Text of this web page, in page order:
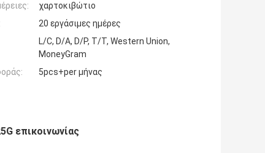
χαρτοκιβώτιο
20 εργάσιμες ημέρες
L/C, D/A, D/P, T/T, Western Union,
MoneyGram
5pcs+per μήνας
επικοινωνίας